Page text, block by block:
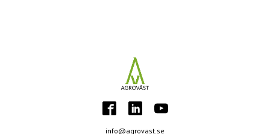
info@agrovast.se